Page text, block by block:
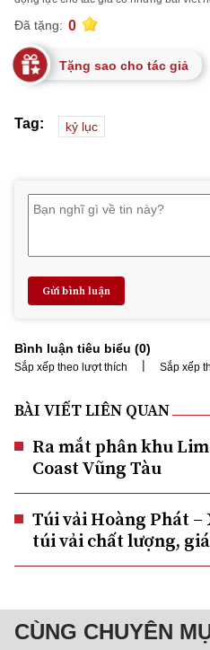
Đã tặng: 0
Tặng sao cho tác giả
Tag: kỷ lục
Gửi bình luận
Bình luận tiêu biểu (0)
Sắp xếp theo lượt thích | Sắp xếp
BÀI VIẾT LIÊN QUAN
Ra mắt phân khu
Coast Vũng Tàu
Túi vải Hoàng Phát
túi vải chất lượng,
CÙNG CHUYÊN